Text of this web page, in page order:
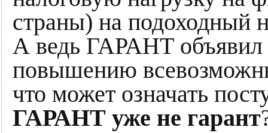
страны) на подоходный
А ведь ГАРАНТ объявил
повышению
что может означать
ГАРАНТ уже не гарант